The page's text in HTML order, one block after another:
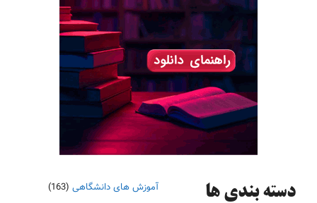
دسته‌ بندی ها آموزش های دانشگاهی (163)